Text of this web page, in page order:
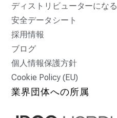
ディストリビューターになる
安全データシート
採用情報
ブログ
個人情報保護方針
Cookie Policy (EU)
業界団体への所属